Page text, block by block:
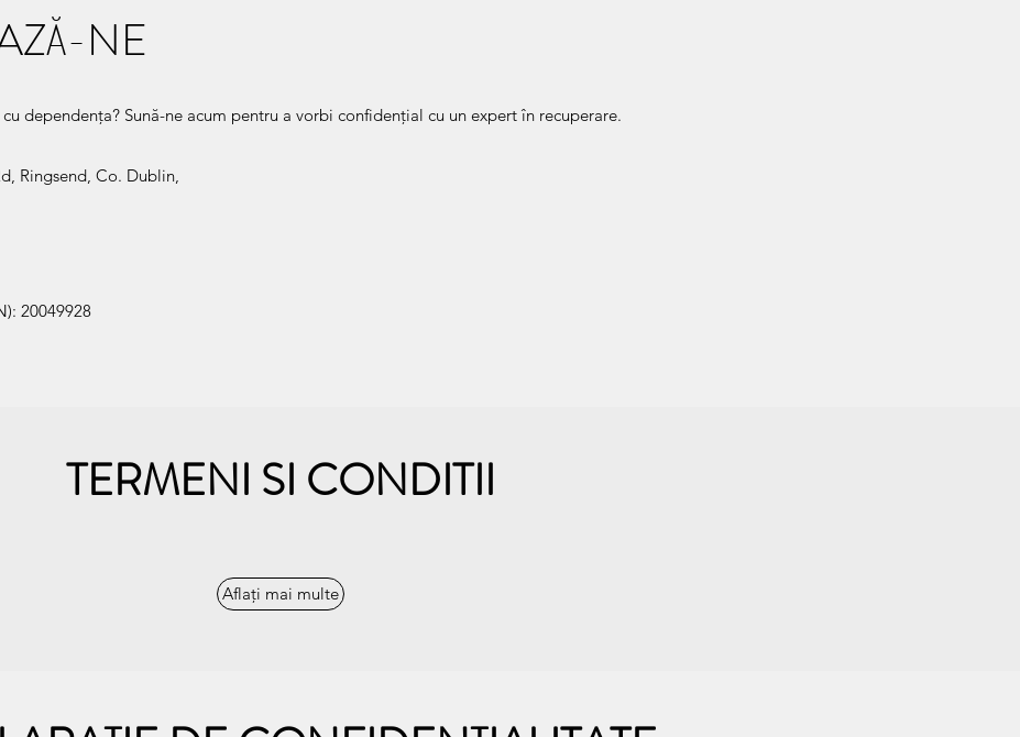
NE
dependența? Sună-ne acum pentru a vorbi confidențial cu un expert în recuperare.
Ringsend, Co. Dublin,
20049928
TERMENI SI CONDITII
Aflați mai multe